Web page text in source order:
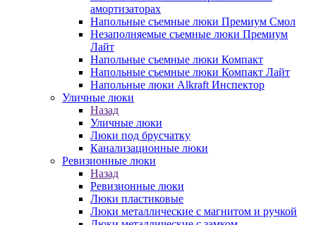
амортизаторах
Напольные съемные люки Премиум Смол
Незаполняемые съемные люки Премиум
Лайт
Напольные съемные люки Компакт
Напольные съемные люки Компакт Лайт
Напольные люки Alkraft Инспектор
Уличные люки
Назад
Уличные люки
Люки под брусчатку
Канализационные люки
Ревизионные люки
Назад
Ревизионные люки
Люки пластиковые
Люки металлические с магнитом и ручкой